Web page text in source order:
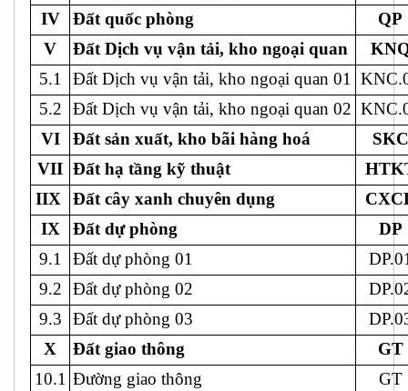
IV
Đất quốc phòng
QP
V
Đất Dịch vụ vận tải, kho ngoại quan
5.1
Đất Dịch vụ vận tải, kho ngoại quan 01
5.2
Đất Dịch vụ vận tải, kho ngoại quan 02
VI
Đất sản xuất, kho bãi hàng hoá
SKC
VII Đất hạ tầng kỹ thuật
IIX
Đất cây xanh chuyên dụng
IX
Đất dự phòng
DP
9.1
Đất dự phòng 01
9.2
Đất dự phòng 02
9.3
Đất dự phòng 03
X
Đất giao thông
GT
10.1 Đường giao thông
GT